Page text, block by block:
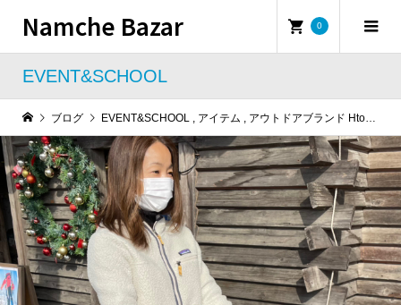
Namche Bazar 0
EVENT&SCHOOL
ブログ EVENT&SCHOOL , アイテム , アウトドアブランド HtoN